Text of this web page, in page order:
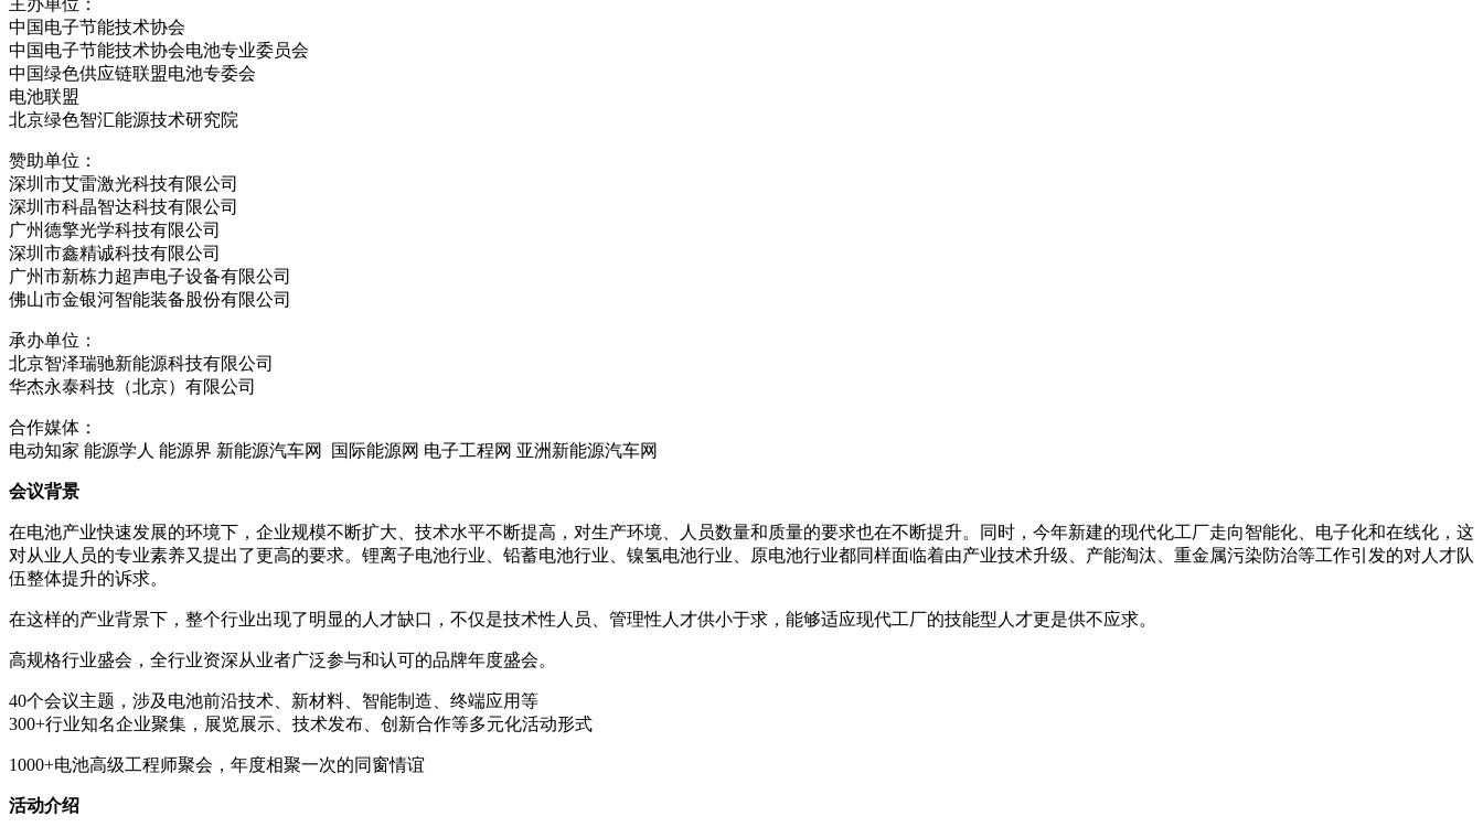
主办单位：
中国电子节能技术协会
中国电子节能技术协会电池专业委员会
中国绿色供应链联盟电池专委会
电池联盟
北京绿色智汇能源技术研究院
赞助单位：
深圳市艾雷激光科技有限公司
深圳市科晶智达科技有限公司
广州德擎光学科技有限公司
深圳市鑫精诚科技有限公司
广州市新栋力超声电子设备有限公司
佛山市金银河智能装备股份有限公司
承办单位：
北京智泽瑞驰新能源科技有限公司
华杰永泰科技（北京）有限公司
合作媒体：
电动知家 能源学人 能源界 新能源汽车网 国际能源网 电子工程网 亚洲新能源汽车网
会议背景
在电池产业快速发展的环境下，企业规模不断扩大、技术水平不断提高，对生产环境、人员数量和质量的要求也在不断提升。同时，今年新建的现代化工厂走向智能化、电子化和在线化，这
对从业人员的专业素养又提出了更高的要求。锂离子电池行业、铅蓄电池行业、镍氢电池行业、原电池行业都同样面临着由产业技术升级、产能淘汰、重金属污染防治等工作引发的对人才队
伍整体提升的诉求。
在这样的产业背景下，整个行业出现了明显的人才缺口，不仅是技术性人员、管理性人才供小于求，能够适应现代工厂的技能型人才更是供不应求。
高规格行业盛会，全行业资深从业者广泛参与和认可的品牌年度盛会。
40个会议主题，涉及电池前沿技术、新材料、智能制造、终端应用等
300+行业知名企业聚集，展览展示、技术发布、创新合作等多元化活动形式
1000+电池高级工程师聚会，年度相聚一次的同窗情谊
活动介绍